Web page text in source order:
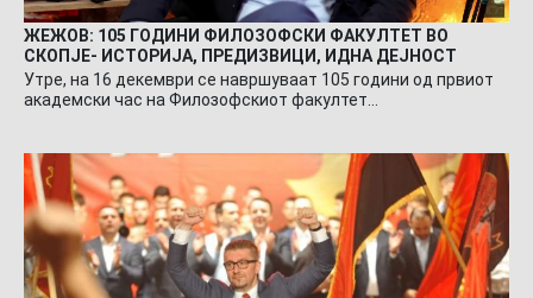
ЖЕЖОВ: 105 ГОДИНИ ФИЛОЗОФСКИ ФАКУЛТЕТ ВО
СКОПЈЕ- ИСТОРИЈА, ПРЕДИЗВИЦИ, ИДНА ДЕЈНОСТ
Утре, на 16 декември се навршуваат 105 години од првиот
академски час на Филозофскиот факултет…